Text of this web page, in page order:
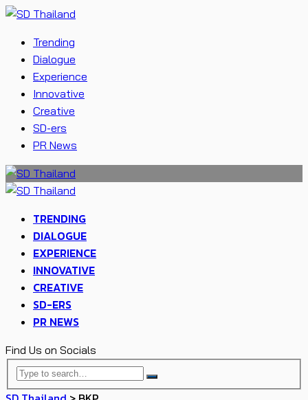
Trending
Dialogue
Experience
Innovative
Creative
SD-ers
PR News
TRENDING
DIALOGUE
EXPERIENCE
INNOVATIVE
CREATIVE
SD-ERS
PR NEWS
Find Us on Socials